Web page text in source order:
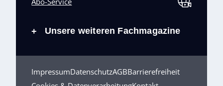
+ Unsere weiteren Fachmagazine
ImpressumDatenschutzAGBBarrierefreiheit